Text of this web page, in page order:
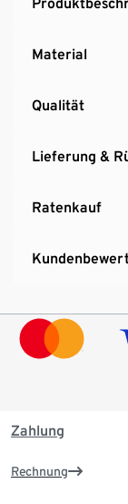
Material
Qualität
Lieferung &
Ratenkauf
Zahlung
Rechnung